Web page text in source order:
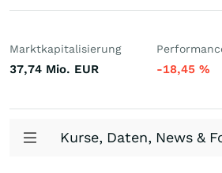
Marktkapitalisierung
37,74 Mio. EUR -18,45 %
Kurse, Daten, News &